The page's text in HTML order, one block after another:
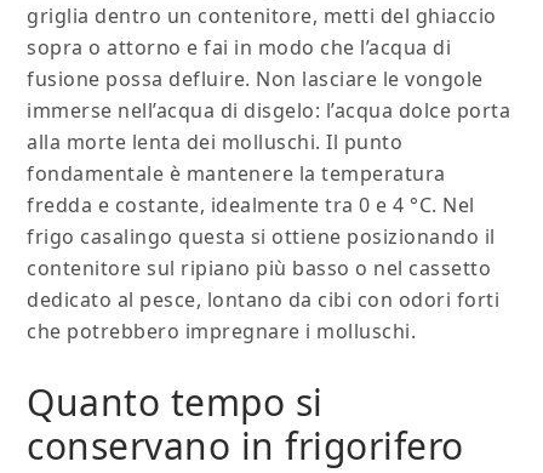
griglia dentro un contenitore, metti del ghiaccio
sopra o attorno e fai in modo che l’acqua di
fusione possa defluire. Non lasciare le vongole
immerse nell’acqua di disgelo: l’acqua dolce porta
alla morte lenta dei molluschi. Il punto
fondamentale è mantenere la temperatura
fredda e costante, idealmente tra 0 e 4 °C. Nel
frigo casalingo questa si ottiene posizionando il
contenitore sul ripiano più basso o nel cassetto
dedicato al pesce, lontano da cibi con odori forti
che potrebbero impregnare i molluschi.
Quanto tempo si
conservano in frigorifero